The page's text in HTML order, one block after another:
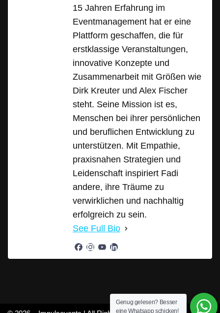
15 Jahren Erfahrung im
Eventmanagement hat er eine
Plattform geschaffen, die für
erstklassige Veranstaltungen,
innovative Konzepte und
Zusammenarbeit mit Größen wie
Dirk Kreuter und Alex Fischer
steht. Seine Mission ist es,
Menschen bei ihrer persönlichen
und beruflichen Entwicklung zu
unterstützen. Mit Empathie,
praxisnahen Strategien und
Leidenschaft inspiriert Fadi
andere, ihre Träume zu
verwirklichen und nachhaltig
erfolgreich zu sein.
See Full Bio
Genug gelesen? Besser
eine Whatsapp schicken!